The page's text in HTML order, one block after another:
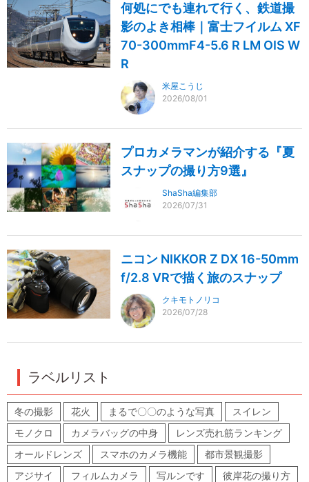
何処にでも連れて行く、鉄道撮
影のよき相棒｜富士フイルム XF
70-300mmF4-5.6 R LM OIS W
R
米屋こうじ
2026/08/01
プロカメラマンが紹介する『夏
スナップの撮り方9選』
ShaSha編集部
2026/07/31
ニコン NIKKOR Z DX 16-50mm
f/2.8 VRで描く旅のスナップ
クキモトノリコ
2026/07/28
ラベルリスト
冬の撮影 花火 まるで〇〇のような写真
スイレン
モノクロ
カメラバッグの中身
レンズ売れ筋ランキング
オールドレンズ
スマホのカメラ機能
都市景観撮影
アジサイ
フィルムカメラ 写ルンです 彼岸花の撮り方